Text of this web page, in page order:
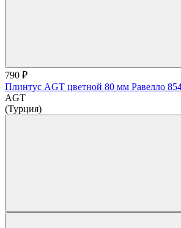
790 ₽
Плинтус AGT цветной 80 мм Равелло
AGT
(Турция)